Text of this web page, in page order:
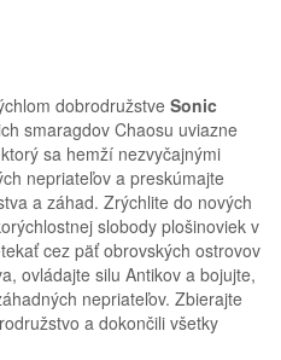
dobrodružstve Sonic
smaragdov Chaosu uviazne
sa hemží nezvyčajnými
nepriateľov a preskúmajte
a záhad. Zrýchlite do nových
slobody plošinoviek v
cez päť obrovských ostrovov
ovládajte silu Antikov a bojujte,
nepriateľov. Zbierajte
a dokončili všetky